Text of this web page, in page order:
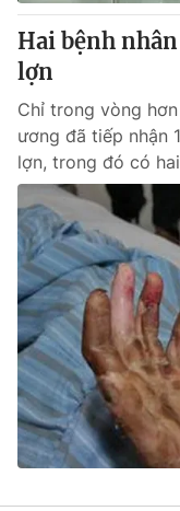
Hai bệnh
lợn
Chỉ trong vòng
ương đã tiếp nhận
lợn, trong đó có